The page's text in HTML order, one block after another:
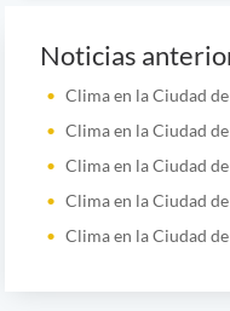
Noticias
Clima en la Ciudad
Clima en la Ciudad
Clima en la Ciudad
Clima en la Ciudad
Clima en la Ciudad